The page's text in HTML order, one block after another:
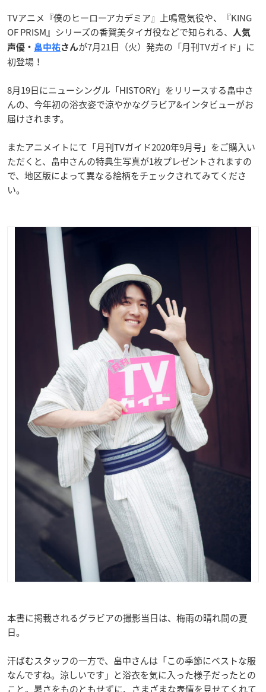
TVアニメ『僕のヒーローアカデミア』上鳴電気役や、『KING
OF PRISM』シリーズの香賀美タイガ役などで知られる、
人気
声優・ 畠中祐さんが7月21日（火）発売の「月刊TVガイド」に
初登場！
8月19日にニューシングル「HISTORY」をリリースする畠中さ
んの、今年初の浴衣姿で涼やかなグラビア&インタビューがお
届けされます。
またアニメイトにて「月刊TVガイド2020年9月号」をご購入い
ただくと、畠中さんの特典生写真が1枚プレゼントされますの
で、地区版によって異なる絵柄をチェックされてみてくださ
い。
本書に掲載されるグラビアの撮影当日は、梅雨の晴れ間の夏
日。
汗ばむスタッフの一方で、畠中さんは「この季節にベストな服
なんですね。涼しいです」と浴衣を気に入った様子だったとの
こと。暑さをものともせずに、さまざまな表情を見せてくれて